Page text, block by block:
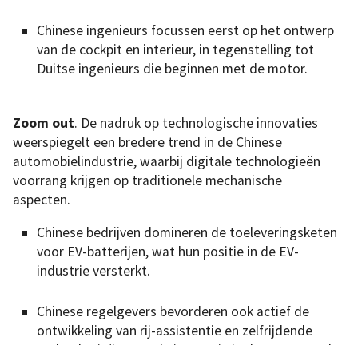
Chinese ingenieurs focussen eerst op het ontwerp
van de cockpit en interieur, in tegenstelling tot
Duitse ingenieurs die beginnen met de motor.
Zoom out. De nadruk op technologische innovaties
weerspiegelt een bredere trend in de Chinese
automobielindustrie, waarbij digitale technologieën
voorrang krijgen op traditionele mechanische
aspecten.
Chinese bedrijven domineren de toeleveringsketen
voor EV-batterijen, wat hun positie in de EV-
industrie versterkt.
Chinese regelgevers bevorderen ook actief de
ontwikkeling van rij-assistentie en zelfrijdende